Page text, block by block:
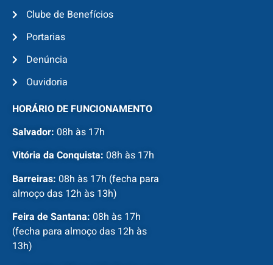
Clube de Benefícios
Portarias
Denúncia
Ouvidoria
HORÁRIO DE FUNCIONAMENTO
Salvador: 08h às 17h
Vitória da Conquista: 08h às 17h
Barreiras: 08h às 17h (fecha para
almoço das 12h às 13h)
Feira de Santana: 08h às 17h
(fecha para almoço das 12h às
13h)